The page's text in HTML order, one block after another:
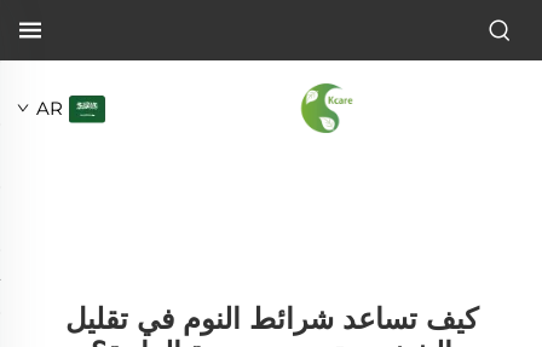
AR
كيف تساعد شرائط النوم في تقليل